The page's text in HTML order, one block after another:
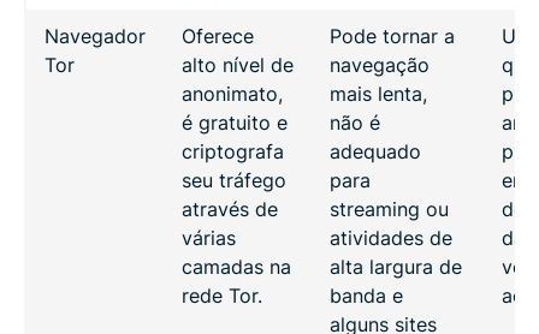
Navegador
Tor
Oferece
alto nível de
anonimato,
é gratuito e
criptografa
seu tráfego
através de
várias
camadas na
rede Tor.
Pode tornar a
navegação
mais lenta,
não é
adequado
para
streaming ou
atividades de
alta largura de
banda e
alguns sites
que
em
da
ao